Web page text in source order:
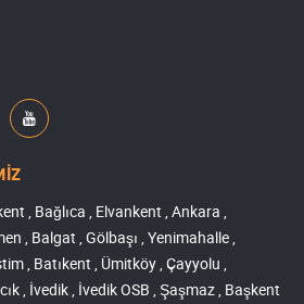
, Bağlıca , Elvankent , Ankara ,
, Balgat , Gölbaşı , Yenimahalle ,
, Batıkent , Ümitköy , Çayyolu ,
, İvedik , İvedik OSB , Şaşmaz , Başkent